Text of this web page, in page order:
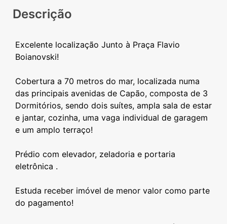
Descrição
Excelente localização Junto à Praça Flavio
Boianovski!
Cobertura a 70 metros do mar, localizada numa
das principais avenidas de Capão, composta de 3
Dormitórios, sendo dois suítes, ampla sala de estar
e jantar, cozinha, uma vaga individual de garagem
e um amplo terraço!
Prédio com elevador, zeladoria e portaria
eletrônica .
Estuda receber imóvel de menor valor como parte
do pagamento!